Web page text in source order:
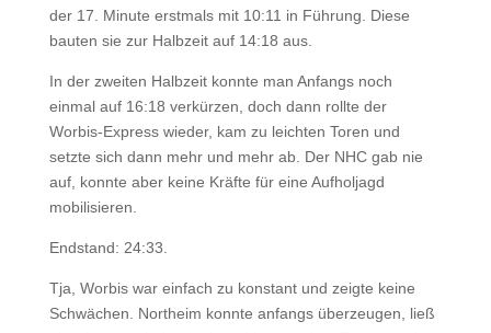
der 17. Minute erstmals mit 10:11 in Führung. Diese
bauten sie zur Halbzeit auf 14:18 aus.
In der zweiten Halbzeit konnte man Anfangs noch
einmal auf 16:18 verkürzen, doch dann rollte der
Worbis-Express wieder, kam zu leichten Toren und
setzte sich dann mehr und mehr ab. Der NHC gab nie
auf, konnte aber keine Kräfte für eine Aufholjagd
mobilisieren.
Endstand: 24:33.
Tja, Worbis war einfach zu konstant und zeigte keine
Schwächen. Northeim konnte anfangs überzeugen, ließ